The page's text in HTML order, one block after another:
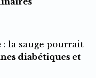
: la sauge pourrait
diabétiques et